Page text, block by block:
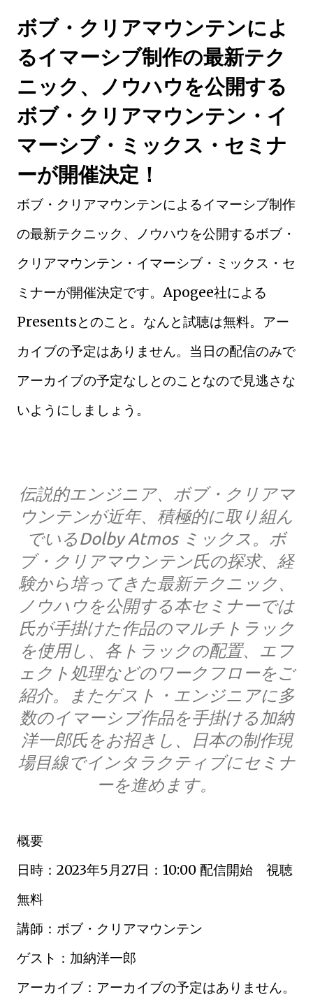
ボブ・クリアマウンテンによ
るイマーシブ制作の最新テク
ニック、ノウハウを公開する
ボブ・クリアマウンテン・イ
マーシブ・ミックス・セミナ
ーが開催決定！
ボブ・クリアマウンテンによるイマーシブ制作
の最新テクニック、ノウハウを公開するボブ・
クリアマウンテン・イマーシブ・ミックス・セ
ミナーが開催決定です。Apogee社による
Presentsとのこと。なんと試聴は無料。アー
カイブの予定はありません。当日の配信のみで
アーカイブの予定なしとのことなので見逃さな
いようにしましょう。
伝説的エンジニア、ボブ・クリアマ
ウンテンが近年、積極的に取り組ん
でいるDolby Atmos ミックス。ボ
ブ・クリアマウンテン氏の探求、経
験から培ってきた最新テクニック、
ノウハウを公開する本セミナーでは
氏が手掛けた作品のマルチトラック
を使用し、各トラックの配置、エフ
ェクト処理などのワークフローをご
紹介。またゲスト・エンジニアに多
数のイマーシブ作品を手掛ける加納
洋一郎氏をお招きし、日本の制作現
場目線でインタラクティブにセミナ
ーを進めます。
概要
日時：2023年5月27日：10:00 配信開始 視聴
無料
講師：ボブ・クリアマウンテン
ゲスト：加納洋一郎
アーカイブ：アーカイブの予定はありません。